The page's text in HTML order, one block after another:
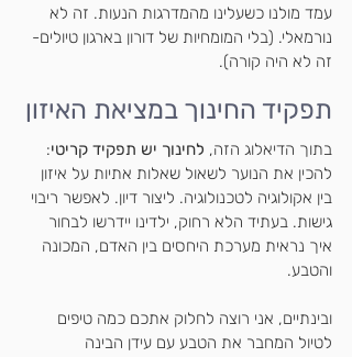
עמד מולנו כשעלינו מהמדרגות הנעות. זה לא
נורמאלי. (בלי המומחיות של דורון בארגון טיולים-
זה לא היה קורה).
תפקיד החינוך במציאת האיזון
בתוך הדיאלוג הזה, לחינוך יש תפקיד קריטי:
להכין את הנוער לשאול שאלות אתיות על איזון
בין אקולוגיה לטכנולוגיה. ליצור דיון. לאפשר ריבוי
גישות. בעתיד הלא רחוק, ילדינו יידרשו לבחור
איך נראית מערכת היחסים בין האדם, המכונה
והטבע.
ובינתיים, אני רוצה לחלוק אתכם כמה טיפים
לטיול המחבר את הטבע עם עידן הבינה